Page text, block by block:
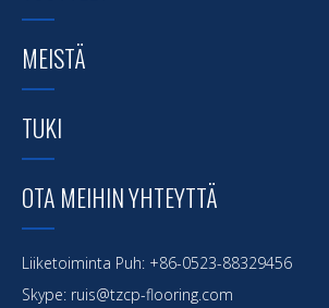
MEISTÄ
TUKI
OTA MEIHIN YHTEYTTÄ
Liiketoiminta Puh: +86-0523-88329456
Skype: ruis@tzcp-flooring.com